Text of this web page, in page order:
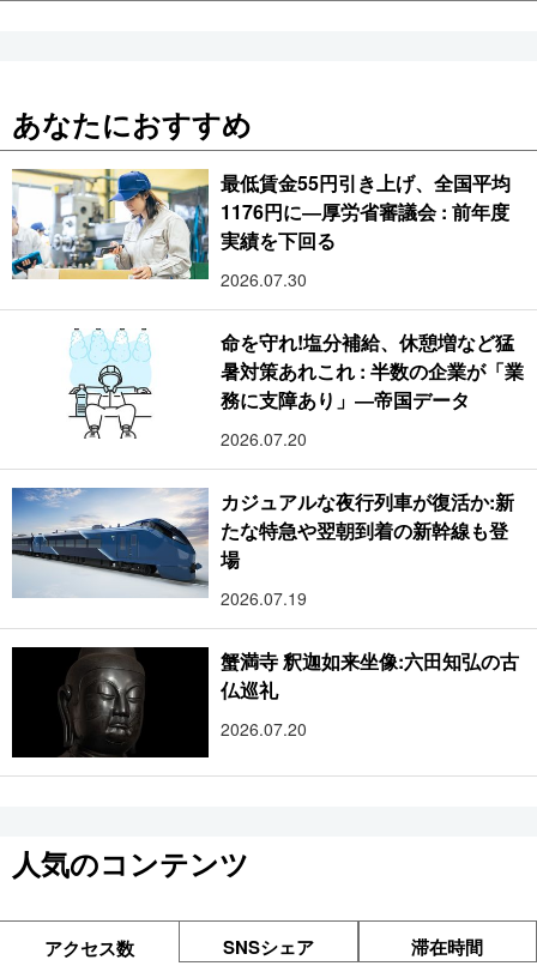
あなたにおすすめ
最低賃金55円引き上げ、全国平均
1176円に―厚労省審議会 : 前年度
実績を下回る
2026.07.30
命を守れ!塩分補給、休憩増など猛
暑対策あれこれ : 半数の企業が「業
務に支障あり」―帝国データ
2026.07.20
カジュアルな夜行列車が復活か:新
たな特急や翌朝到着の新幹線も登
場
2026.07.19
蟹満寺 釈迦如来坐像:六田知弘の古
仏巡礼
2026.07.20
人気のコンテンツ
アクセス数 SNSシェア 滞在時間